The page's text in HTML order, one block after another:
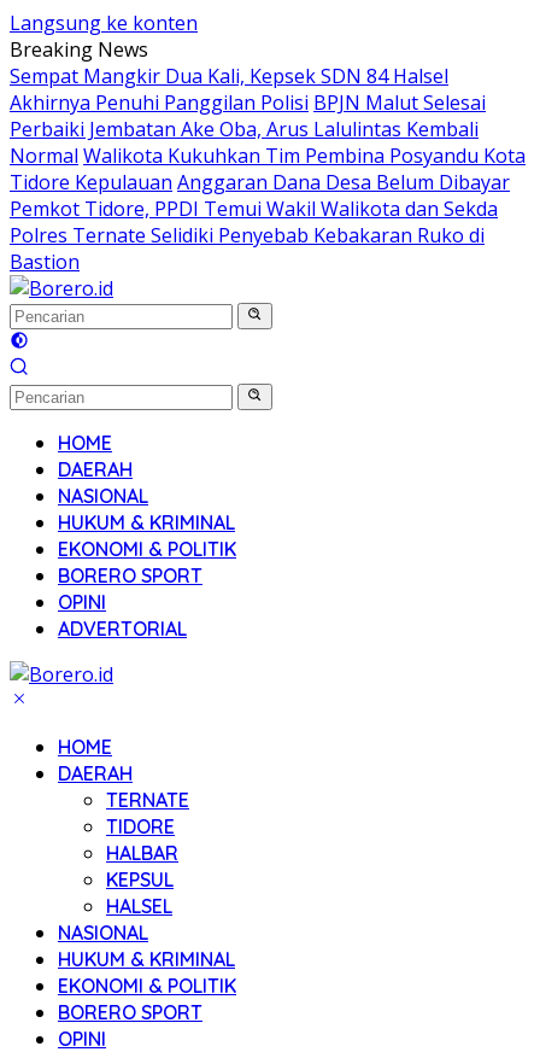
Langsung ke konten
Breaking News
Sempat Mangkir Dua Kali, Kepsek SDN 84 Halsel
Akhirnya Penuhi Panggilan Polisi BPJN Malut Selesai
Perbaiki Jembatan Ake Oba, Arus Lalulintas Kembali
Normal Walikota Kukuhkan Tim Pembina Posyandu Kota
Tidore Kepulauan Anggaran Dana Desa Belum Dibayar
Pemkot Tidore, PPDI Temui Wakil Walikota dan Sekda
Polres Ternate Selidiki Penyebab Kebakaran Ruko di
Bastion
HOME
DAERAH
NASIONAL
HUKUM & KRIMINAL
EKONOMI & POLITIK
BORERO SPORT
OPINI
ADVERTORIAL
HOME
DAERAH
TERNATE
TIDORE
HALBAR
KEPSUL
HALSEL
NASIONAL
HUKUM & KRIMINAL
EKONOMI & POLITIK
BORERO SPORT
OPINI